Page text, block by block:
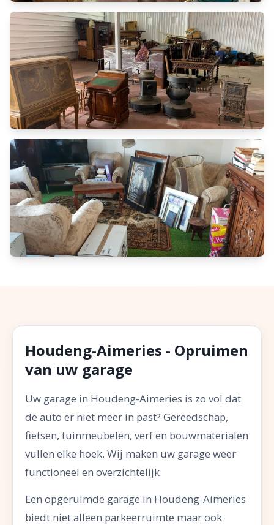
Houdeng-Aimeries - Opruimen
van uw garage
Uw garage in Houdeng-Aimeries is zo vol dat
de auto er niet meer in past? Gereedschap,
fietsen, tuinmeubelen, verf en bouwmaterialen
vullen elke hoek. Wij maken uw garage weer
functioneel en overzichtelijk.
Een opgeruimde garage in Houdeng-Aimeries
biedt niet alleen parkeerruimte maar ook